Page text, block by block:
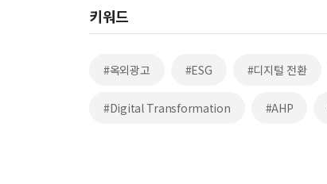
키워드
#옥외광고 #ESG #디지털 전환
#Digital Transformation #AHP